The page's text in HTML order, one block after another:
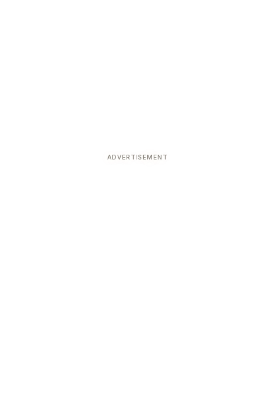
ADVERTISEMENT